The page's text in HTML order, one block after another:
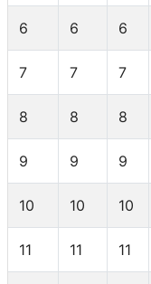
6 6 6
7 7 7
8 8 8
9 9 9
10 10 10
11 11 11